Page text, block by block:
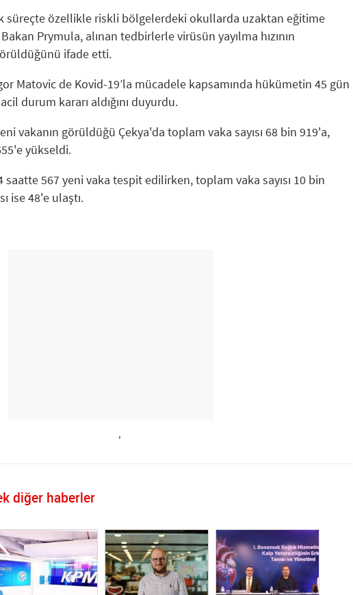
süreçte özellikle riskli bölgelerdeki okullarda uzaktan eğitime
Prymula, alınan tedbirlerle virüsün yayılma hızının
ifade etti.
Matovic de Kovid-19’la mücadele kapsamında hükümetin 45 gün
durum kararı aldığını duyurdu.
vakanın görüldüğü Çekya'da toplam vaka sayısı 68 bin 919'a,
yükseldi.
saatte 567 yeni vaka tespit edilirken, toplam vaka sayısı 10 bin
ise 48'e ulaştı.
,
diğer haberler